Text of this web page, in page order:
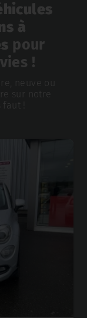
à
pour
!
neuve ou
sur notre
!